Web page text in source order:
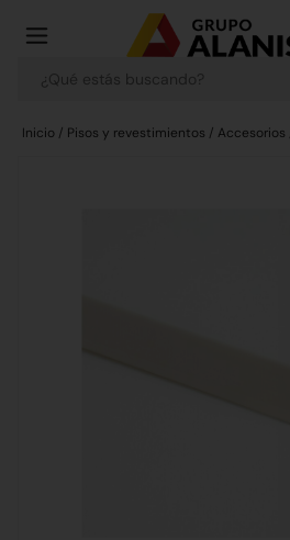
Inicio / Pisos y revestimientos / Accesorios